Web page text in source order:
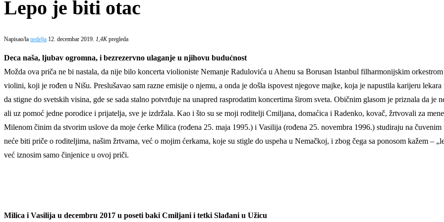
Lepo je biti otac
Napisao/la nedelja 12. decembar 2019. 1,4Kpregleda
Deca naša, ljubav ogromna, i bezrezervno ulaganje u njihovu budućnost
Možda ova priča ne bi nastala, da nije bilo koncerta violioniste Nemanje Radulovića u Ahenu sa Borusan Istanbul filharmonijskim
violini, koji je rođen u Nišu. Preslušavao sam razne emisije o njemu, a onda je došla ispovest njegove majke, koja je napustila karijeru
da stigne do svetskih visina, gde se sada stalno potvrđuje na unapred rasprodatim koncertima širom sveta. Običnim glasom je priznala da
ali uz pomoć jedne porodice i prijatelja, sve je izdržala. Kao i što su se moji roditelji Cmiljana, domaćica i Radenko, kovač, žrtvovali za
Milenom činim da stvorim uslove da moje ćerke Milica (rođena 25. maja 1995.) i Vasilija (rođena 25. novembra 1996.) studiraju na
neće biti priče o roditeljima, našim žrtvama, već o mojim ćerkama, koje su stigle do uspeha u Nemačkoj, i zbog čega sa ponosom kažem –
već iznosim samo činjenice u ovoj priči.
Milica i Vasilija u decembru 2017 u poseti baki Cmiljani i tetki Slađani u Užicu